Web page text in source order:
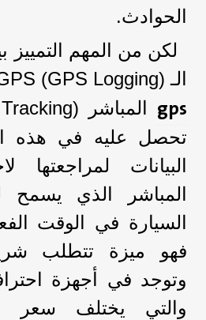
الحوادث.
لكن من المهم التمييز
الـ GPS (GPS Logging) وبين
gps
تحصل عليه في هذه
البيانات لمراجعتها
المباشر الذي يسمح
السيارة في الوقت